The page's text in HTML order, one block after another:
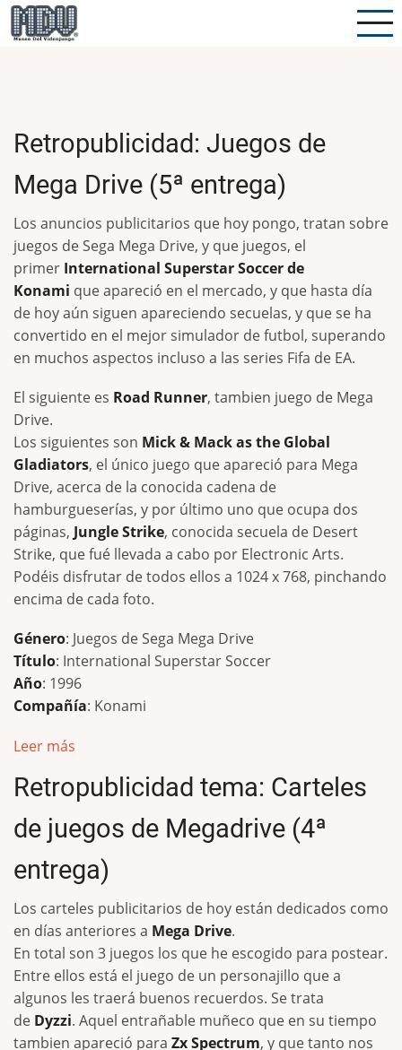
Pasar
al
Retropublicidad: Juegos de
Mega Drive (5ª entrega)
Los anuncios publicitarios que hoy pongo, tratan sobre
juegos de Sega Mega Drive, y que juegos, el
primer International Superstar Soccer de
Konami que apareció en el mercado, y que hasta día
de hoy aún siguen apareciendo secuelas, y que se ha
convertido en el mejor simulador de futbol, superando
en muchos aspectos incluso a las series Fifa de EA.
El siguiente es Road Runner, tambien juego de Mega
Drive.
Los siguientes son Mick & Mack as the Global
Gladiators, el único juego que apareció para Mega
Drive, acerca de la conocida cadena de
hamburgueserías, y por último uno que ocupa dos
páginas, Jungle Strike, conocida secuela de Desert
Strike, que fué llevada a cabo por Electronic Arts.
Podéis disfrutar de todos ellos a 1024 x 768, pinchando
encima de cada foto.
Género: Juegos de Sega Mega Drive
Título: International Superstar Soccer
Año: 1996
Compañía: Konami
Leer más
Retropublicidad tema: Carteles
de juegos de Megadrive (4ª
entrega)
Los carteles publicitarios de hoy están dedicados como
en días anteriores a Mega Drive.
En total son 3 juegos los que he escogido para postear.
Entre ellos está el juego de un personajillo que a
algunos les traerá buenos recuerdos. Se trata
de Dyzzi. Aquel entrañable muñeco que en su tiempo
tambien apareció para Zx Spectrum, y que tanto nos